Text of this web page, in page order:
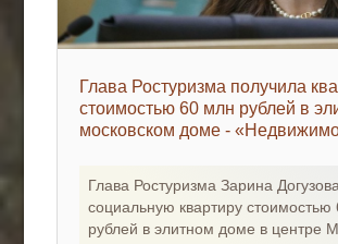
Глава Ростуризма получила
стоимостью 60 млн рублей в
московском доме -
Глава Ростуризма Зарина
социальную квартиру стоимостью
рублей в элитном доме в центре